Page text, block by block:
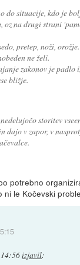
do situacije, kdo je
oz na drugi strani
pretep, noži,
ne želi.
zakonov je padlo
bližje.
storitev
dajo v zapor, v
potrebno
ni le Kočevski
izjavil: